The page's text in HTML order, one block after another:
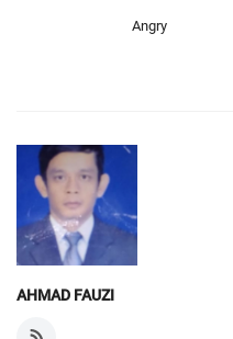
Angry
AHMAD FAUZI